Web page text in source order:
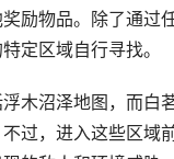
励物品。除了通过
定区域自行寻找。
木沼泽地图，而白
过，进入这些区域